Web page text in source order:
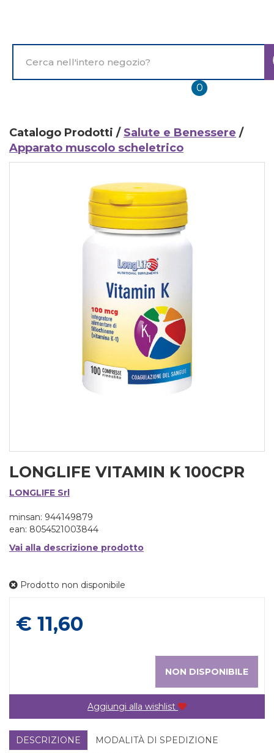
principale
Prodotto
0prodotti
inseriti
Catalogo Prodotti / Salute e Benessere /
Apparato muscolo scheletrico
LONGLIFE VITAMIN K 100CPR
LONGLIFE Srl
minsan: 944149879
ean: 8054521003844
Vai alla descrizione prodotto
Prodotto non disponibile
Prezzo
€ 11,60
NON DISPONIBILE
Aggiungi alla wishlist
DESCRIZIONE
MODALITÀ DI SPEDIZIONE